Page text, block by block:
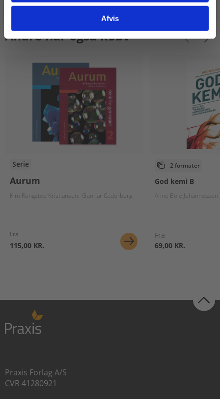
Afvis
Andre har også købt
Serie
Aurum
Kim Rongsted Kristiansen Gunnar Cederberg
Fra
115,00 KR.
2 formater
God kemi B
Anne Boie Johannesson
Fra
69,00 KR.
Praxis Forlag A/S
CVR 41280921